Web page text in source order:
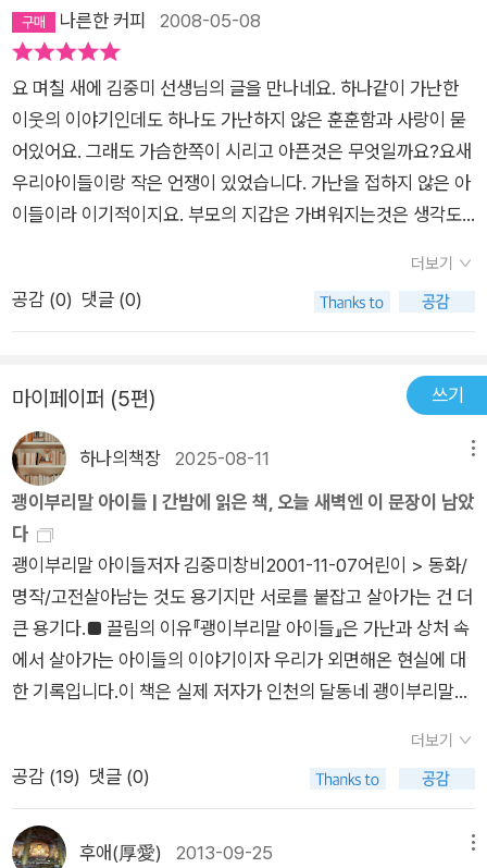
방법도 마땅치 않다.보수를 중심으로 뭉친 기득권 세력의 영도하
에 태극기를 흔드는 가난한 사람들은 그나마 먹고 살 돈이 있기에
저 짓을 하고 있다. 하지만 움직이지도 못하거나 하루 벌어 먹고
살기 힘든 사람들은 어떻게 할것인가? 아울러 달동네와 같은 빈
민촌에 사는 젊은 부모들과 아이들은 자기들이 구조적으로 어떤
상황에 놓여있는지 깨닫지 못한채 그냥 힘들게 연명하고 있는게
현실이다.이 상황을 어떻게 타개할것인가? 측은지심을 바탕으로
차 구조적으로 심각한 대립 상태에 놓이거나 아님 희망없는 80
프로의 민중이 귀족들을 떠 받치는 사회를 맞이하게 될것이다. 이
런 상황에서 어려운 사람들의 상황을 조금이나마 이해하려면 이
런 책들이 많이 읽혀져야 된다는 생각이다.2001년 11월에 방송
을 시작한 MBC의 느낌표에서 첫번째로 추천된 소설이다. 제목
인 괭이부리말은 실제 존재하는 지역의 명칭으로, 인천 만석동 달
동네의 별칭이다. 6.25 전쟁 직후 가난한 피난민들이 모여 살면
서 만들어진 이 동네는 인천에서 가장 오래된 빈민 지역이다.저자
인 김중미 작가는 1987년부터 괭이부리말에서 살며 지역운동을
해왔고, 지금은 그곳에서 공부방을 운영한 경험을 바탕으로 이 소
설을썼다. 가난한 달동네의 아이들인 숙자,숙희 쌍둥이 자매와 친
구인 동준이를 중심으로 이야기가 펼쳐진다.대부분 결손가정의
아이들이지만 서로가 서로를 챙겨주고 마을에서 자란 젊은 청년
이 갈곳 없는 아이들을 거두는 장면에서 코끝이 찡해지는 뭉클함
변에 실제로 벌어지는 이런 이야기를 알려준다면 측은지심을 키
워 이 사회가 조금이라도 나아지는데 기여하지 않을까 싶다. 책이
나온지 시간이 제법 지났지만 요즘 같은 각박한 시대에 더욱 읽을
만한 소설이다. 소설의 완성도를 떠나서 추천드린다.
금은 어떤 모습들을 하고 있을까 한참 생각해보는 시간이 되었다.
영호와 같은 든든한 울타리가 개인이 아닌 사회전체가 되줄 수는
여유를 지켜줌이 우리 어른들이 해야할 의무가 아닐까요? 마지
막 장면에 묘사된 봄햇살이 괭이부리말 가득히 퍼져나가길.....
나른한 커피 2008-05-08
요 며칠 새에 김중미 선생님의 글을 만나네요. 하나같이 가난한
이웃의 이야기인데도 하나도 가난하지 않은 훈훈함과 사랑이 묻
어있어요. 그래도 가슴한쪽이 시리고 아픈것은 무엇일까요?요새
우리아이들이랑 작은 언쟁이 있었습니다. 가난을 접하지 않은 아
이들이라 이기적이지요. 부모의 지갑은 가벼워지는것은 생각도
다. 60년대 후반에 태어난 저역시도 그리 넉넉하지 않은 삶을 살
았지만 요즘 물질 문명속에서 자란 아이들이고 둘밖에 되지 않으
인이지요. 그래서 일까요?아이들을 나무라면서 제 자신을 많이
반성하고 있던 시기에 선생님의 글을 만나서 아이들과 공감대를
형성하며 이야기를 나누었더니 쉽게 물꼬가 터지더군요. 사실 내
가 접하지않으면 가난이라는 것이,없다는 것이 이리 힘든것인 줄
은 몰랐을겁니다. 그리고 쉬운 말로 망각이라는 것이 있어서 자주
없던것처럼 지내게 되는데 그 일침으로 김선생님과의 조우를 택
하게 했나봐요. 이리 따스한 글인 줄 알았으면,진작 만날 것을 하
는 후회가 밀려듭니다.정이 있어서, 사람 사는 냄새가 나서, 사람
이 비로소 사람이 되는 이야기이기에 가슴 그 어디선가에서 가난
이 결코 부끄럽지 않다고 떳떳이 얘기할 수 있는용기가 생기게하
는글이었습니다.왜 이리 자판을 대하니 생각이 모두 사라지려고
는 책이었습니다. 아이들과 가난에 대해 부끄럽지 않게 이야기를
나눌 수 있어서 행복했습니다. 선생님의 해 맑은 웃음처럼 따스한
책이었습니다.
더보기
공감 (0) 댓글 (0)
마이페이퍼 (5편) 쓰기
하나의책장 2025-08-11
괭이부리말 아이들 | 간밤에 읽은 책, 오늘 새벽엔 이 문장이 남았
다
괭이부리말 아이들저자 김중미창비2001-11-07어린이 > 동화/
명작/고전살아남는 것도 용기지만 서로를 붙잡고 살아가는 건 더
큰 용기다.■ 끌림의 이유『괭이부리말 아이들』은 가난과 상처 속
에서 살아가는 아이들의 이야기이자 우리가 외면해온 현실에 대
한 기록입니다.이 책은 실제 저자가 인천의 달동네 괭이부리말에
습니다.버려지고, 떠밀리고, 혼자가 된 아이들이 서로를 보듬으며
버텨내는 모습은 동화의 울타리를 넘어섭니다.삶의 벼랑 끝에서
함께 애쓰는 어른들의 모습은 사람이 사람에게 줄 수 있는 마지막
더보기
공감 (19) 댓글 (0)
후애(厚愛) 2013-09-25